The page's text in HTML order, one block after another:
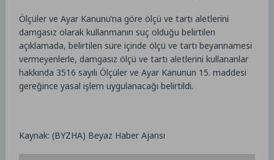
Ölçüler ve Ayar Kanunu’na göre ölçü ve tartı aletlerini
damgasız olarak kullanmanın suç olduğu belirtilen
açıklamada, belirtilen süre içinde ölçü ve tartı beyannamesi
vermeyenlerle, damgasız ölçü ve tartı aletlerini kullananlar
hakkında 3516 sayılı Ölçüler ve Ayar Kanunun 15. maddesi
gereğince yasal işlem uygulanacağı belirtildi.
Kaynak: (BYZHA) Beyaz Haber Ajansı